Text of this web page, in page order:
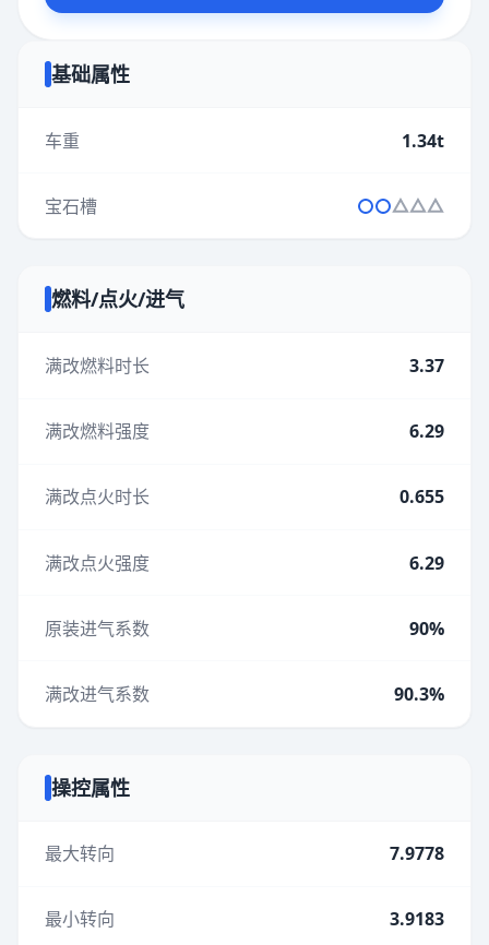
基础属性
车重 1.34t
宝石槽
燃料/点火/进气
满改燃料时长 3.37
满改燃料强度 6.29
满改点火时长 0.655
满改点火强度 6.29
原装进气系数 90%
满改进气系数 90.3%
操控属性
最大转向 7.9778
最小转向 3.9183